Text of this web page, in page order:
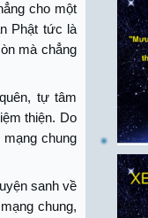
cho một
Phật tức là
mà chẳng
tự tâm
thiện. Do
chung
sanh về
chung,